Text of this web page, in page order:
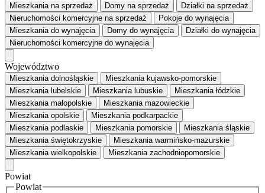
Mieszkaniana sprzedaż Domy na sprzedaż Działki na sprzedaż
Nieruchomości komercyjne na sprzedaż Pokoje do wynajęcia
Mieszkaniado wynajęcia Domy do wynajęcia Działki do wynajęcia
Nieruchomości komercyjne do wynajęcia
Województwo
Mieszkania dolnośląskie
Mieszkania kujawsko-pomorskie
Mieszkania lubelskie
Mieszkania lubuskie
Mieszkania łódzkie
Mieszkania małopolskie
Mieszkania mazowieckie
Mieszkania opolskie
Mieszkania podkarpackie
Mieszkania podlaskie
Mieszkania pomorskie
Mieszkania śląskie
Mieszkania świętokrzyskie
Mieszkania warmińsko-mazurskie
Mieszkania wielkopolskie
Mieszkania zachodniopomorskie
Powiat
Powiat